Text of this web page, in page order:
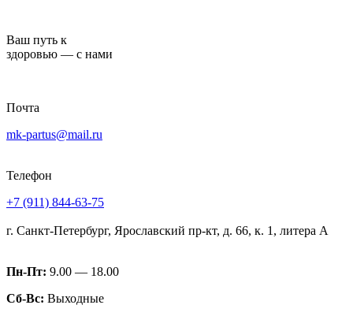
содержимому
Ваш путь к
здоровью — с нами
Почта
mk-partus@mail.ru
Телефон
+7 (911) 844-63-75
г. Санкт-Петербург, Ярославский пр-кт, д. 66, к. 1, литера А
Пн-Пт: 9.00 — 18.00
Сб-Вс: Выходные